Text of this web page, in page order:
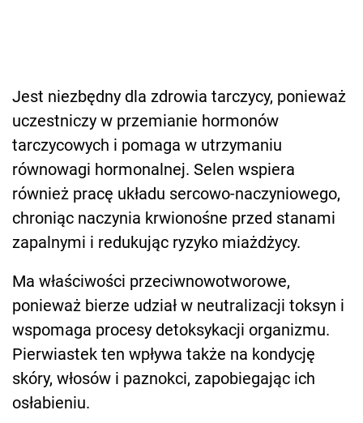
Jest niezbędny dla zdrowia tarczycy, ponieważ
uczestniczy w przemianie hormonów
tarczycowych i pomaga w utrzymaniu
równowagi hormonalnej. Selen wspiera
również pracę układu sercowo-naczyniowego,
chroniąc naczynia krwionośne przed stanami
zapalnymi i redukując ryzyko miażdżycy.
Ma właściwości przeciwnowotworowe,
ponieważ bierze udział w neutralizacji toksyn i
wspomaga procesy detoksykacji organizmu.
Pierwiastek ten wpływa także na kondycję
skóry, włosów i paznokci, zapobiegając ich
osłabieniu.